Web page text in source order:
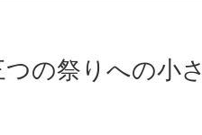
の祭りへの小